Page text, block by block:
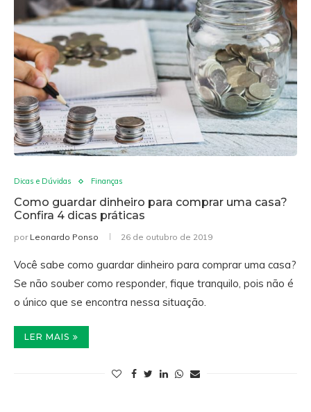
Dicas e Dúvidas Finanças
Como guardar dinheiro para comprar uma casa?
Confira 4 dicas práticas
por Leonardo Ponso 26 de outubro de 2019
Você sabe como guardar dinheiro para comprar uma casa?
Se não souber como responder, fique tranquilo, pois não é
o único que se encontra nessa situação.
LER MAIS